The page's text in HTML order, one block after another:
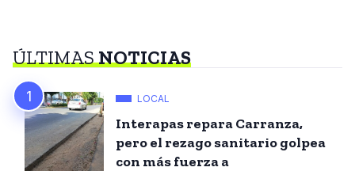
ÚLTIMASNOTICIAS
LOCAL
Interapas repara Carranza,
pero el rezago sanitario golpea
con más fuerza a